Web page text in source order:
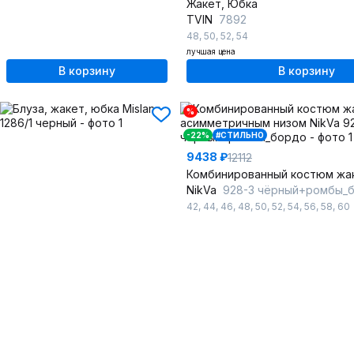
В корзину
Жакет, Юбка
TVIN 7892
48, 50, 52, 54
лучшая цена
В корзину
%
-22% #СТИЛЬНО
9438 ₽12112
NikVa 928-3
42, 44, 46, 48, 50, 52, 54, 56, 58, 60